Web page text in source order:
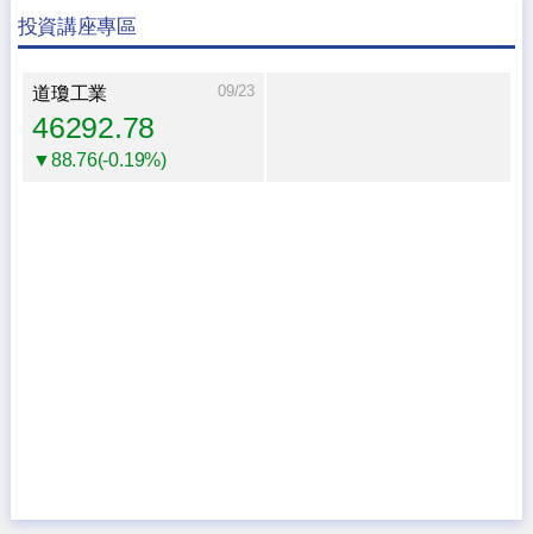
投資講座專區
道瓊工業 09/23
46292.78
▼88.76(-0.19%)